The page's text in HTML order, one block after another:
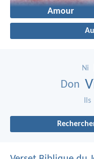
Amour
Ni
Don
Ils